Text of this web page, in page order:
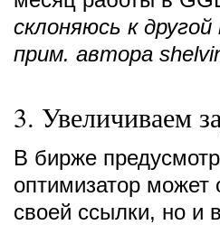
склоняюсь к
прим. автора
3. Увеличиваем
В бирже
оптимизатор может
своей ссылки, но и